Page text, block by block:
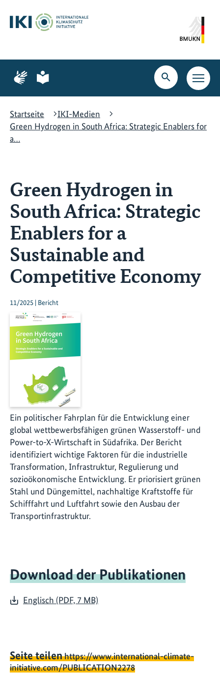
Hauptinhalt
springen
Suche
springen
Hauptnavigation
springen
Zur
Seite
Gebärdensprache
Zur
Seite
leichte
Suche
öffnen
Startseite
IKI-Medien
Green Hydrogen in South Africa: Strategic Enablers for
a…
Green Hydrogen in
South Africa: Strategic
Enablers for a
Sustainable and
Competitive Economy
11/2025 | Bericht
Ein politischer Fahrplan für die Entwicklung einer
global wettbewerbsfähigen grünen Wasserstoff- und
Power-to-X-Wirtschaft in Südafrika. Der Bericht
identifiziert wichtige Faktoren für die industrielle
Transformation, Infrastruktur, Regulierung und
sozioökonomische Entwicklung. Er priorisiert grünen
Stahl und Düngemittel, nachhaltige Kraftstoffe für
Schifffahrt und Luftfahrt sowie den Ausbau der
Transportinfrastruktur.
Download der Publikationen
Englisch (PDF, 7 MB)
Seite teilenhttps://www.international-climate-
initiative.com/PUBLICATION2278